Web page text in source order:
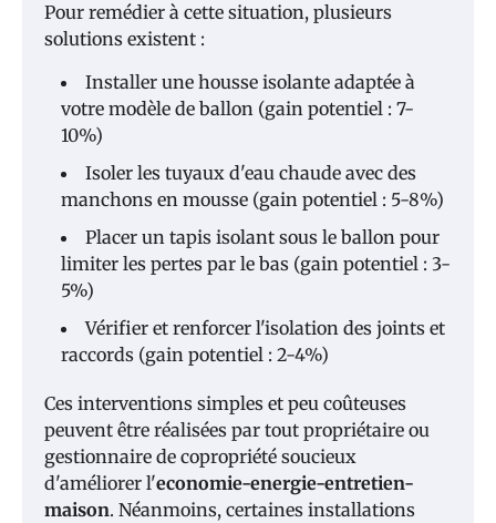
Pour remédier à cette situation, plusieurs
solutions existent :
Installer une housse isolante adaptée à
votre modèle de ballon (gain potentiel : 7-
10%)
Isoler les tuyaux d'eau chaude avec des
manchons en mousse (gain potentiel : 5-8%)
Placer un tapis isolant sous le ballon pour
limiter les pertes par le bas (gain potentiel : 3-
5%)
Vérifier et renforcer l'isolation des joints et
raccords (gain potentiel : 2-4%)
Ces interventions simples et peu coûteuses
peuvent être réalisées par tout propriétaire ou
gestionnaire de copropriété soucieux
d'améliorer l'economie-energie-entretien-
maison. Néanmoins, certaines installations